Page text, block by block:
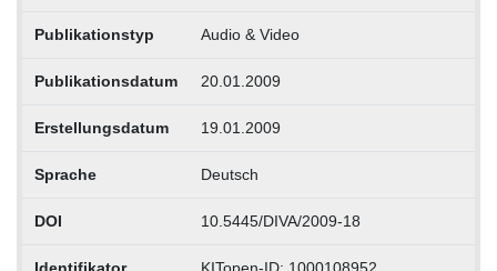
Publikationstyp Audio & Video
Publikationsdatum 20.01.2009
Erstellungsdatum 19.01.2009
Sprache Deutsch
DOI 10.5445/DIVA/2009-18